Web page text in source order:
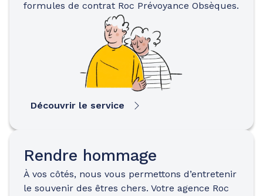
formules de contrat Roc Prévoyance Obsèques.
Découvrir le service
Rendre hommage
À vos côtés, nous vous permettons d’entretenir
le souvenir des êtres chers. Votre agence Roc